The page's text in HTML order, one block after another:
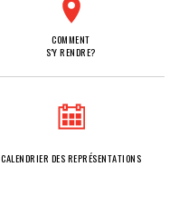
COMMENT
S'Y RENDRE?
CALENDRIER DES REPRÉSENTATIONS